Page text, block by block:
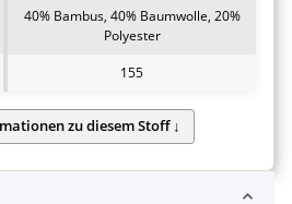
40% Bambus, 40% Baumwolle, 20%
Polyester
155